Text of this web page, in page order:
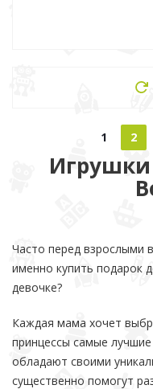
1 2
Игрушки
Часто перед взрослыми
именно купить подарок
девочке?
Каждая мама хочет
принцессы самые
обладают своими
существенно помогут